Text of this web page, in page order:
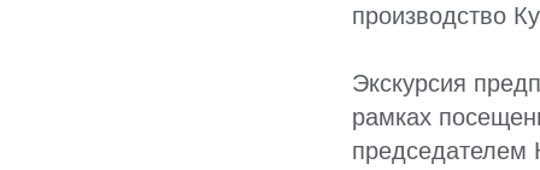
производство
Экскурсия
рамках
председателем